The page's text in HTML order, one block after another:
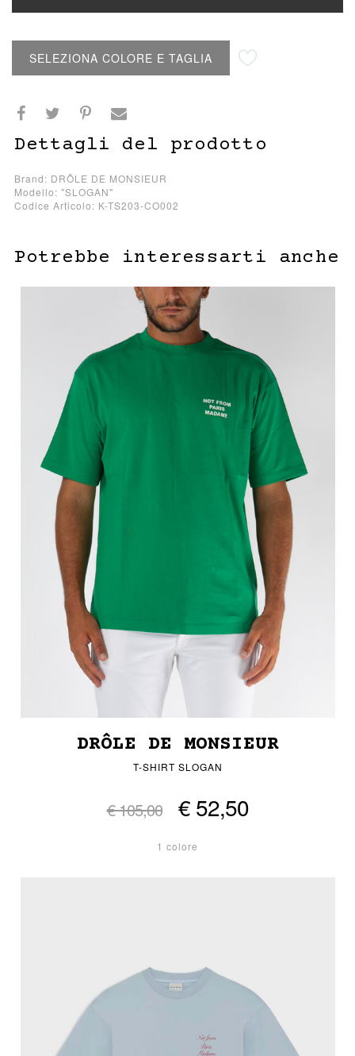
SELEZIONA COLORE E TAGLIA
Dettagli del prodotto
Brand: DRÔLE DE MONSIEUR
Modello: "SLOGAN"
Codice Articolo: K-TS203-CO002
Potrebbe interessarti anche
DRÔLE DE MONSIEUR
T-SHIRT SLOGAN
€ 105,00 € 52,50
1 colore